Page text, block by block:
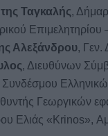
Ταγκαλής,
Επιμελητηρίου
Αλεξάνδρου, Γεν.
, Διευθύνων
Γεωργικών
Ελιάς «Krinos»,